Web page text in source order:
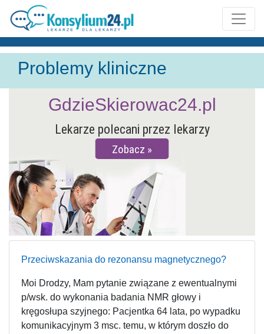
Problemy kliniczne
Lekarze polecani przez lekarzy
Zobacz
GdzieSkierowac24.pl
Przeciwskazania do rezonansu magnetycznego?
Moi Drodzy, Mam pytanie związane z ewentualnymi
p/wsk. do wykonania badania NMR głowy i
kręgosłupa szyjnego: Pacjentka 64 lata, po wypadku
komunikacyjnym 3 msc. temu, w którym doszło do